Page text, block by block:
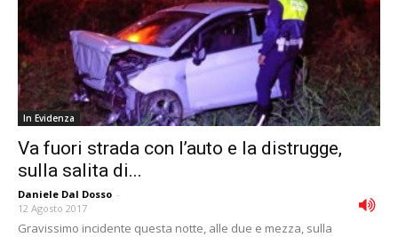
In Evidenza
Va fuori strada con l’auto e la distrugge,
sulla salita di...
Daniele Dal Dosso -
12 Agosto 2017
Gravissimo incidente questa notte, alle due e mezza, sulla